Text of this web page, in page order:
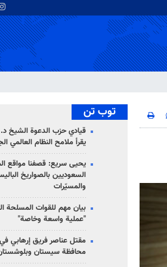
توب تن
قيادي حزب الدعوة الشيخ
يقرأ ملامح النظام العالمي
يحيى سريع: قصفنا مواقع
السعوديين بالصواريخ
والمسيّرات
بيان مهم للقوات المسلحة
"عملية واسعة وخاصة"
مقتل عناصر فريق إرهابي
محافظة سيستان